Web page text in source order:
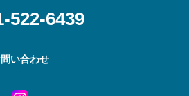
522-6439
い合わせ